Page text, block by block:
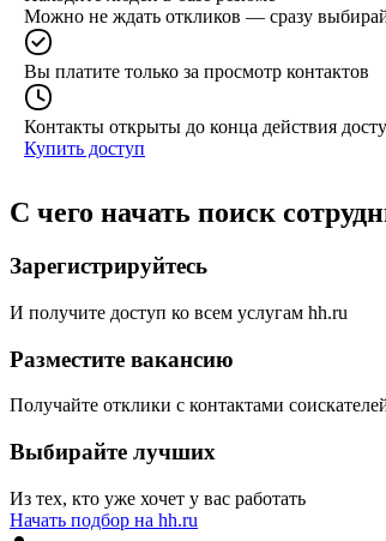
Можно не ждать откликов — сразу
Вы платите только за просмотр контактов
Контакты открыты до конца действия
Купить доступ
С чего начать поиск
Зарегистрируйтесь
И получите доступ ко всем услугам hh.ru
Разместите вакансию
Получайте отклики с контактами
Выбирайте лучших
Из тех, кто уже хочет у вас работать
Начать подбор на hh.ru